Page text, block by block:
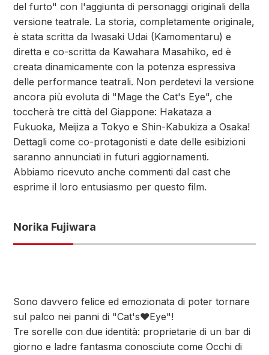
del furto" con l'aggiunta di personaggi originali della
versione teatrale. La storia, completamente originale,
è stata scritta da Iwasaki Udai (Kamomentaru) e
diretta e co-scritta da Kawahara Masahiko, ed è
creata dinamicamente con la potenza espressiva
delle performance teatrali. Non perdetevi la versione
ancora più evoluta di "Mage the Cat's Eye", che
toccherà tre città del Giappone: Hakataza a
Fukuoka, Meijiza a Tokyo e Shin-Kabukiza a Osaka!
Dettagli come co-protagonisti e date delle esibizioni
saranno annunciati in futuri aggiornamenti.
Abbiamo ricevuto anche commenti dal cast che
esprime il loro entusiasmo per questo film.
Norika Fujiwara
Sono davvero felice ed emozionata di poter tornare
sul palco nei panni di "Cat's♥Eye"!
Tre sorelle con due identità: proprietarie di un bar di
giorno e ladre fantasma conosciute come Occhi di